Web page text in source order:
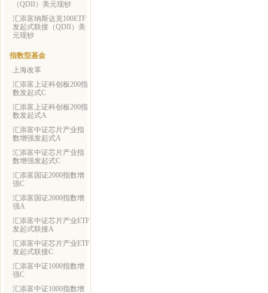
（QDII）美元现钞
汇添富纳斯达克100ETF
发起式联接（QDII）美
元现钞
指数型基金
上海改革
汇添富上证科创板200指
数发起式C
汇添富上证科创板200指
数发起式A
汇添富中证芯片产业指
数增强发起式A
汇添富中证芯片产业指
数增强发起式C
汇添富国证2000指数增
强C
汇添富国证2000指数增
强A
汇添富中证芯片产业ETF
发起式联接A
汇添富中证芯片产业ETF
发起式联接C
汇添富中证1000指数增
强C
汇添富中证1000指数增